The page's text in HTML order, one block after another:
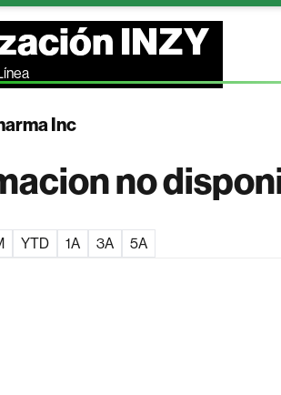
INZY
Inc
no
YTD 1A 3A 5A